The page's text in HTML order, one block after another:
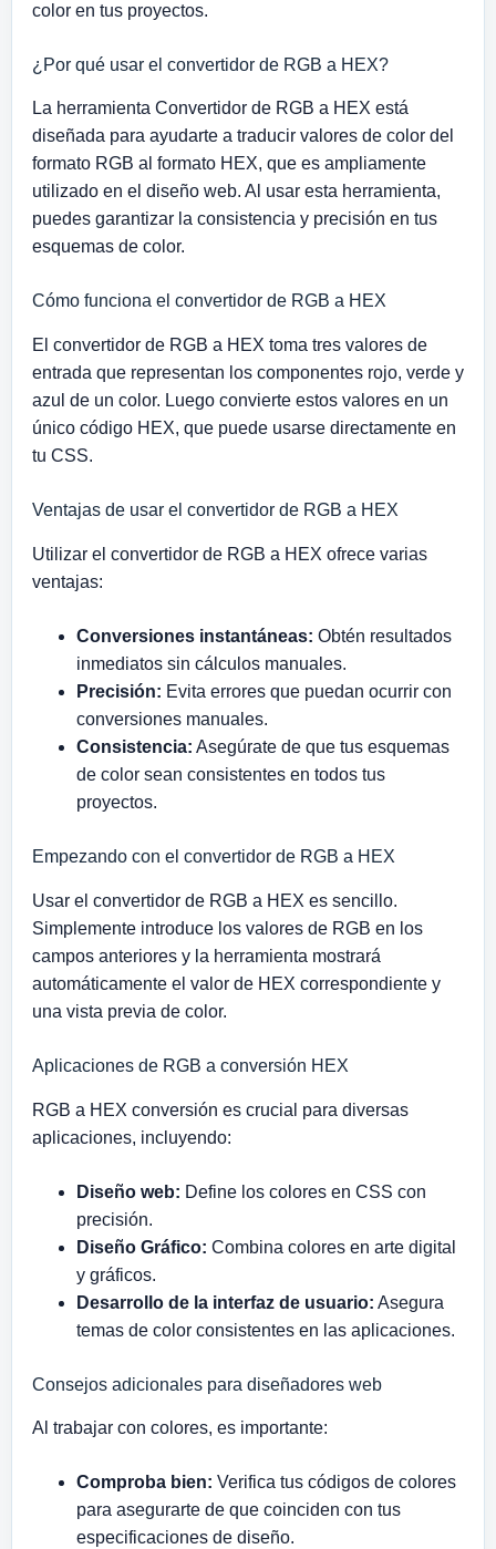
color en tus proyectos.
¿Por qué usar el convertidor de RGB a HEX?
La herramienta Convertidor de RGB a HEX está
diseñada para ayudarte a traducir valores de color del
formato RGB al formato HEX, que es ampliamente
utilizado en el diseño web. Al usar esta herramienta,
puedes garantizar la consistencia y precisión en tus
esquemas de color.
Cómo funciona el convertidor de RGB a HEX
El convertidor de RGB a HEX toma tres valores de
entrada que representan los componentes rojo, verde y
azul de un color. Luego convierte estos valores en un
único código HEX, que puede usarse directamente en
tu CSS.
Ventajas de usar el convertidor de RGB a HEX
Utilizar el convertidor de RGB a HEX ofrece varias
ventajas:
Conversiones instantáneas: Obtén resultados
inmediatos sin cálculos manuales.
Precisión: Evita errores que puedan ocurrir con
conversiones manuales.
Consistencia: Asegúrate de que tus esquemas
de color sean consistentes en todos tus
proyectos.
Empezando con el convertidor de RGB a HEX
Usar el convertidor de RGB a HEX es sencillo.
Simplemente introduce los valores de RGB en los
campos anteriores y la herramienta mostrará
automáticamente el valor de HEX correspondiente y
una vista previa de color.
Aplicaciones de RGB a conversión HEX
RGB a HEX conversión es crucial para diversas
aplicaciones, incluyendo:
Diseño web: Define los colores en CSS con
precisión.
Diseño Gráfico: Combina colores en arte digital
y gráficos.
Desarrollo de la interfaz de usuario: Asegura
temas de color consistentes en las aplicaciones.
Consejos adicionales para diseñadores web
Al trabajar con colores, es importante:
Comproba bien: Verifica tus códigos de colores
para asegurarte de que coinciden con tus
especificaciones de diseño.